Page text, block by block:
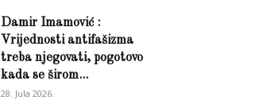
Damir Imamović :
Vrijednosti antifašizma
treba njegovati, pogotovo
kada se širom...
28. Jula 2026.